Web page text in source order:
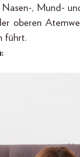
, Mund-
oberen
führt.